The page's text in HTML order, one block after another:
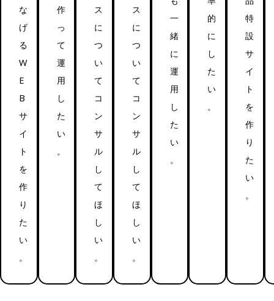
な
げ
る
W
E
B
サ
イ
ト
を
作
り
た
い
。
作
っ
て
運
用
し
た
い
。
ス
に
つ
い
て
コ
ン
サ
ル
し
て
ほ
し
い
。
ス
に
つ
い
て
コ
ン
サ
ル
し
て
ほ
し
い
。
一
緒
に
運
用
し
た
い
。
的
に
し
た
い
。
特
設
サ
イ
ト
を
作
り
た
い
。